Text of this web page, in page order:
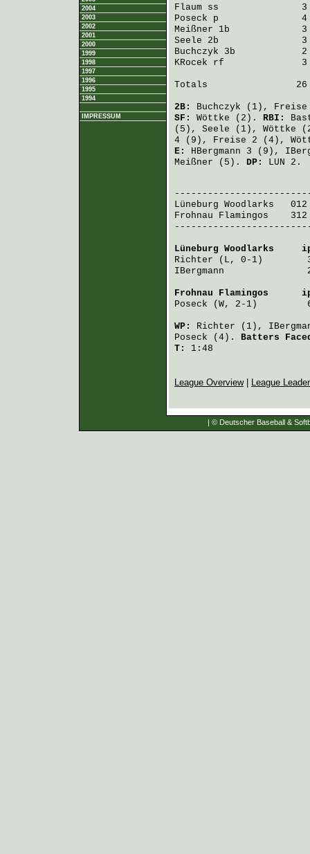
2004
2003
2002
2001
2000
1999
1998
1997
1996
1995
1994
IMPRESSUM
Flaum ss               3
Poseck p               4
Meißner 1b             3
Seele 2b               3
Buchczyk 3b            2
KRocek rf              3
Totals                26
2B: Buchczyk (1), Freise
SF: Wöttke (2). RBI:
(5), Seele (1), Wöttke
4 (9), Freise 2 (4),
E: HBergmann 3 (9),
Meißner (5). DP:
LUN 2.
Lüneburg Woodlarks
Frohnau Flamingos
Lüneburg Woodlarks
Richter (L, 0-1)
IBergmann
Frohnau Flamingos
Poseck (W, 2-1)
WP: Richter (1),
Poseck (4). Batters
T:
1:48
League Overview| League
| © Deutscher Baseball &